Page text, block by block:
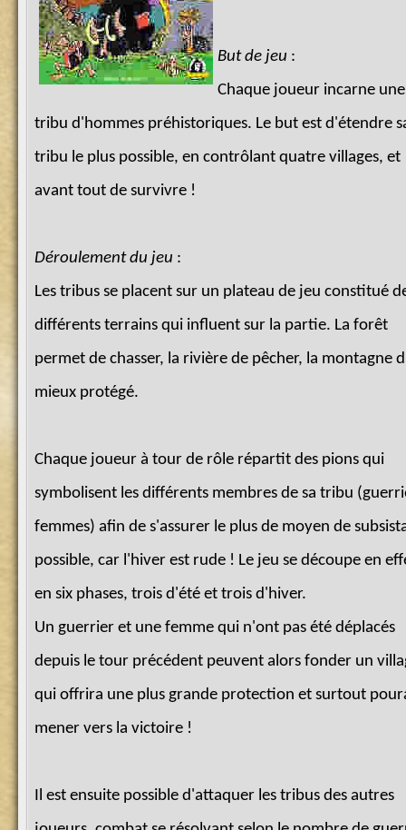
But de jeu :
Chaque joueur incarne une
tribu d'hommes préhistoriques. Le but est d'étendre
tribu le plus possible, en contrôlant quatre villages, et
avant tout de survivre !
Déroulement du jeu :
Les tribus se placent sur un plateau de jeu constitué
différents terrains qui influent sur la partie. La forêt
permet de chasser, la rivière de pêcher, la montagne
mieux protégé.
Chaque joueur à tour de rôle répartit des pions qui
symbolisent les différents membres de sa tribu
femmes) afin de s'assurer le plus de moyen de
possible, car l'hiver est rude ! Le jeu se découpe en
en six phases, trois d'été et trois d'hiver.
Un guerrier et une femme qui n'ont pas été déplacés
depuis le tour précédent peuvent alors fonder un
qui offrira une plus grande protection et surtout
mener vers la victoire !
Il est ensuite possible d'attaquer les tribus des autres